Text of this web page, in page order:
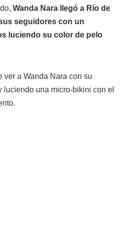
Wanda Nara llegó a Río de
seguidores con un
luciendo su color de pelo
ver a Wanda Nara con su
una micro-bikini con el